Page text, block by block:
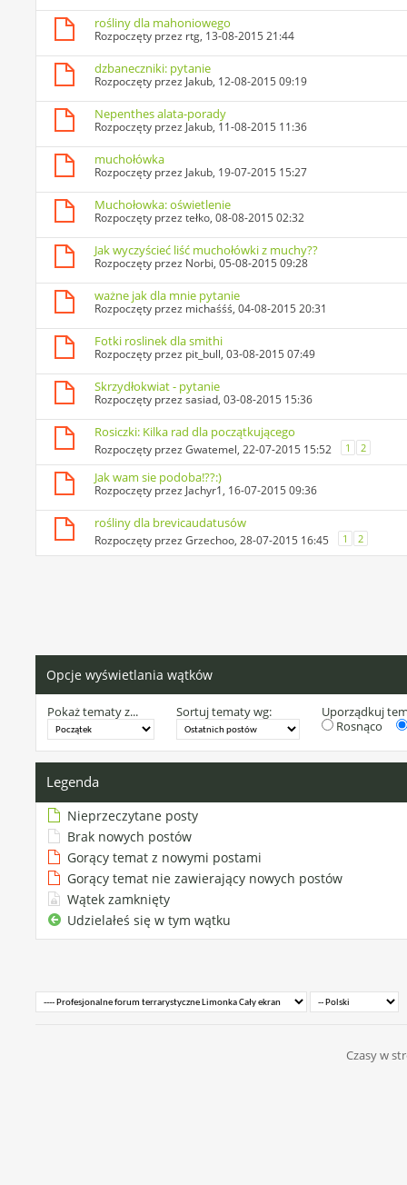
rośliny dla mahoniowego
Rozpoczęty przez rtg, 13-08-2015 21:44
dzbaneczniki: pytanie
Rozpoczęty przez Jakub, 12-08-2015 09:19
Nepenthes alata-porady
Rozpoczęty przez Jakub, 11-08-2015 11:36
muchołówka
Rozpoczęty przez Jakub, 19-07-2015 15:27
Muchołowka: oświetlenie
Rozpoczęty przeztełko, 08-08-2015 02:32
Jak wyczyścieć liść muchołówki z muchy??
Rozpoczęty przez Norbi, 05-08-2015 09:28
ważne jak dla mnie pytanie
Rozpoczęty przez michaśśś, 04-08-2015 20:31
Fotki roslinek dla smithi
Rozpoczęty przez pit_bull, 03-08-2015 07:49
Skrzydłokwiat - pytanie
Rozpoczęty przezsasiad, 03-08-2015 15:36
Rosiczki: Kilka rad dla początkującego
Rozpoczęty przezGwatemel, 22-07-2015 15:52 1 2
Jak wam sie podoba!??:)
Rozpoczęty przez Jachyr1, 16-07-2015 09:36
rośliny dla brevicaudatusów
Rozpoczęty przezGrzechoo, 28-07-2015 16:45 1 2
Opcje wyświetlania wątków
Pokaż tematy z... Sortuj tematy wg:
Uporządkuj
Rosnąco
Legenda
Nieprzeczytane posty
Brak nowych postów
Gorący temat z nowymi postami
Gorący temat nie zawierający nowych postów
Wątek zamknięty
Udzielałeś się w tym wątku
Czasy w